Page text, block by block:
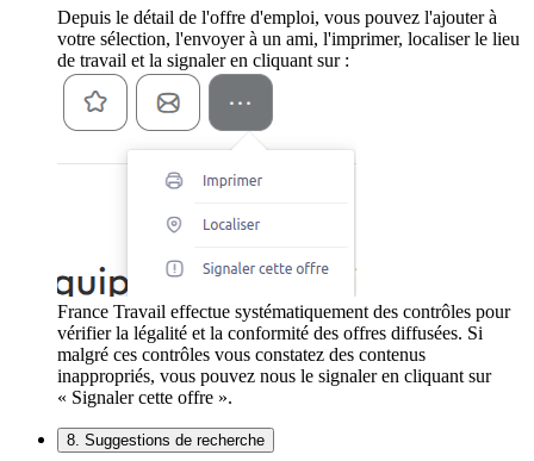
Depuis le détail de l'offre d'emploi, vous pouvez l'ajouter à
votre sélection, l'envoyer à un ami, l'imprimer, localiser le lieu
de travail et la signaler en cliquant sur :
France Travail effectue systématiquement des contrôles pour
vérifier la légalité et la conformité des offres diffusées. Si
malgré ces contrôles vous constatez des contenus
inappropriés, vous pouvez nous le signaler en cliquant sur
« Signaler cette offre ».
8. Suggestions de recherche